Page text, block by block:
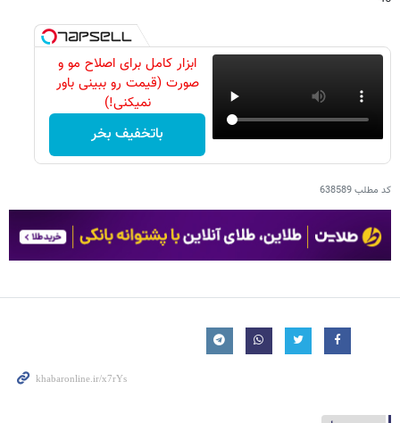
ابزار کامل برای اصلاح مو و
صورت (قیمت رو ببینی باور
نمیکنی!)
باتخفیف بخر
کد مطلب638589